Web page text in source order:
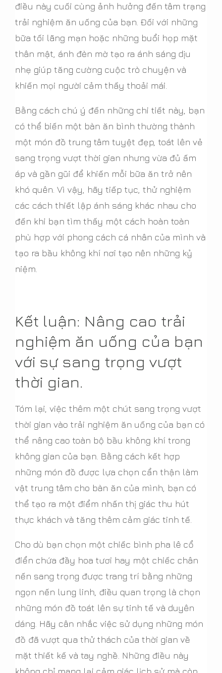
điều này cuối cùng ảnh hưởng đến tâm trạng
trải nghiệm ăn uống của bạn. Đối với những
bữa tối lãng mạn hoặc những buổi họp mặt
thân mật, ánh đèn mờ tạo ra ánh sáng dịu
nhẹ giúp tăng cường cuộc trò chuyện và
khiến mọi người cảm thấy thoải mái.
Bằng cách chú ý đến những chi tiết này, bạn
có thể biến một bàn ăn bình thường thành
một món đồ trung tâm tuyệt đẹp, toát lên vẻ
sang trọng vượt thời gian nhưng vừa đủ ấm
áp và gần gũi để khiến mỗi bữa ăn trở nên
khó quên. Vì vậy, hãy tiếp tục, thử nghiệm
các cách thiết lập ánh sáng khác nhau cho
đến khi bạn tìm thấy một cách hoàn toàn
phù hợp với phong cách cá nhân của mình và
tạo ra bầu không khí nơi tạo nên những kỷ
niệm.
Kết luận: Nâng cao trải
nghiệm ăn uống của bạn
với sự sang trọng vượt
thời gian.
Tóm lại, việc thêm một chút sang trọng vượt
thời gian vào trải nghiệm ăn uống của bạn có
thể nâng cao toàn bộ bầu không khí trong
không gian của bạn. Bằng cách kết hợp
những món đồ được lựa chọn cẩn thận làm
vật trung tâm cho bàn ăn của mình, bạn có
thể tạo ra một điểm nhấn thị giác thu hút
thực khách và tăng thêm cảm giác tinh tế.
Cho dù bạn chọn một chiếc bình pha lê cổ
điển chứa đầy hoa tươi hay một chiếc chân
nến sang trọng được trang trí bằng những
ngọn nến lung linh, điều quan trọng là chọn
những món đồ toát lên sự tinh tế và duyên
dáng. Hãy cân nhắc việc sử dụng những món
đồ đã vượt qua thử thách của thời gian về
mặt thiết kế và tay nghề. Những điều này